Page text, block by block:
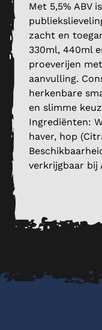
Met 5,5% ABV
zacht en
330ml, 440ml
proeverijen
aanvulling.
herkenbare
en slimme
Ingrediënten:
haver, hop
verkrijgbaar bij